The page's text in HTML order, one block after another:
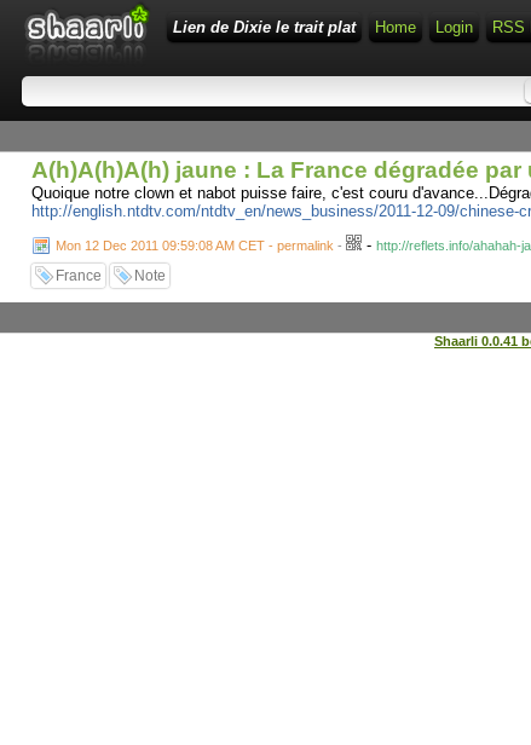
Lien de Dixie le trait plat Home Login RSS
A(h)A(h)A(h) jaune : La France dégradée
Quoique notre clown et nabot puisse faire, c'est couru
http://english.ntdtv.com/ntdtv_en/news_business/2011-12-09/chinese-
Mon 12 Dec 2011 09:59:08 AM CET - permalink - - http://reflets.info/ahahah-
France Note
Shaarli 0.0.41